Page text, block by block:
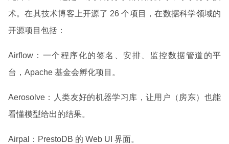
术。在其技术博客上开源了 26 个项目，在数据科学领域的
开源项目包括：
Airflow：一个程序化的签名、安排、监控数据管道的平
台，Apache 基金会孵化项目。
Aerosolve：人类友好的机器学习库，让用户（房东）也能
看懂模型给出的结果。
Airpal：PrestoDB 的 Web UI 界面。